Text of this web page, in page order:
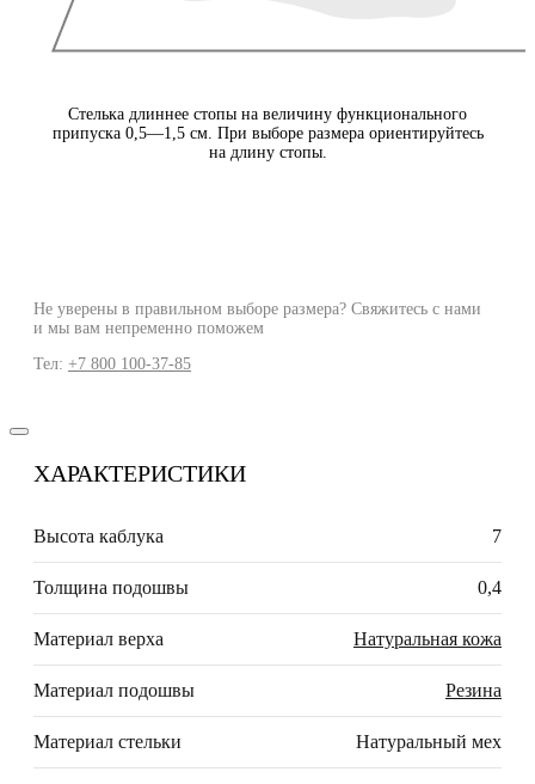
Стелька длиннее стопы на величину функционального
припуска 0,5—1,5 см. При выборе размера ориентируйтесь
на длину стопы.
Не уверены в правильном выборе размера? Свяжитесь с нами
и мы вам непременно поможем
Тел: +7 800 100-37-85
ХАРАКТЕРИСТИКИ
Высота каблука 7
Толщина подошвы 0,4
Материал верха Натуральная кожа
Материал подошвы Резина
Материал стельки Натуральный мех